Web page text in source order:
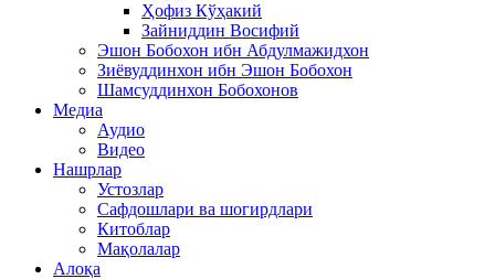
Ҳофиз Кўҳакий
Зайниддин Восифий
Эшон Бобохон ибн Абдулмажидхон
Зиёвуддинхон ибн Эшон Бобохон
Шамсуддинхон Бобохонов
Медиа
Аудио
Видео
Нашрлар
Устозлар
Сафдошлари ва шогирдлари
Китоблар
Мақолалар
Алоқа